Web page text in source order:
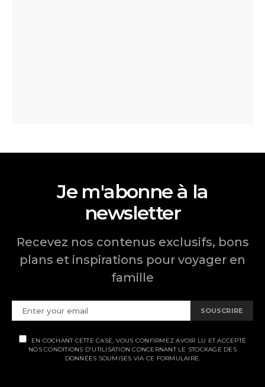
Je m'abonne à la
newsletter
Recevez nos contenus exclusifs, bons
plans et inspirations pour voyager en
famille
SOUSCRIRE
EN COCHANT CETTE CASE, VOUS CONFIRMEZ AVOIR LU ET ACCEPTÉ
NOS CONDITIONS D'UTILISATION CONCERNANT LE STOCKAGE DES
DONNÉES SOUMISES VIA CE FORMULAIRE.